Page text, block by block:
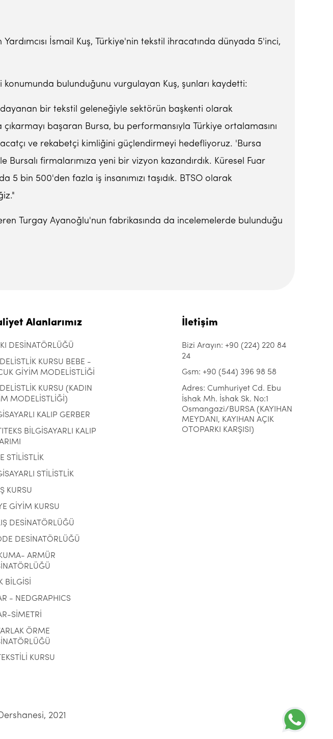
İsmail Kuş, Türkiye'nin tekstil ihracatında dünyada 5'inci,
bulunduğunu vurgulayan Kuş, şunları kaydetti:
bir tekstil geleneğiyle sektörün başkenti olarak
başaran Bursa, bu performansıyla Türkiye ortalamasını
ve rekabetçi kimliğini güçlendirmeyi hedefliyoruz. 'Bursa
firmalarımıza yeni bir vizyon kazandırdık. Küresel Fuar
bin 500'den fazla iş insanımızı taşıdık. BTSO olarak
Turgay Ayanoğlu'nun fabrikasında da incelemelerde bulunduğu
Alanlarımız
DESİNATÖRLÜĞÜ
KURSU BEBE -
GİYİM MODELİSTLİĞİ
KURSU (KADIN
MODELİSTLİĞİ)
KALIP GERBER
BİLGİSAYARLI KALIP
STİLİSTLİK
STİLİSTLİK
KURSU
GİYİM KURSU
DESİNATÖRLÜĞÜ
DESİNATÖRLÜĞÜ
ARMÜR
BİLGİSİ
- NEDGRAPHICS
SİMETRİ
ÖRME
KURSU
İletişim
Bizi Arayın: +90 (224) 220 84
24
Gsm: +90 (544) 396 98 58
Adres: Cumhuriyet Cd. Ebu
İshak Mh. İshak Sk. No:1
Osmangazi/BURSA (KAYIHAN
MEYDANI, KAYIHAN AÇIK
OTOPARKI KARŞISI)
2021